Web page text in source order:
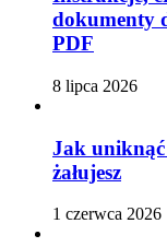
dokumenty
PDF
8 lipca 2026
Jak
żałujesz
1 czerwca 2026